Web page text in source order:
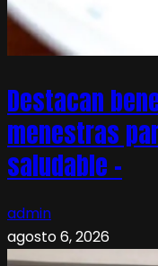
Destacan
menestras
saludable –
admin
agosto 6, 2026